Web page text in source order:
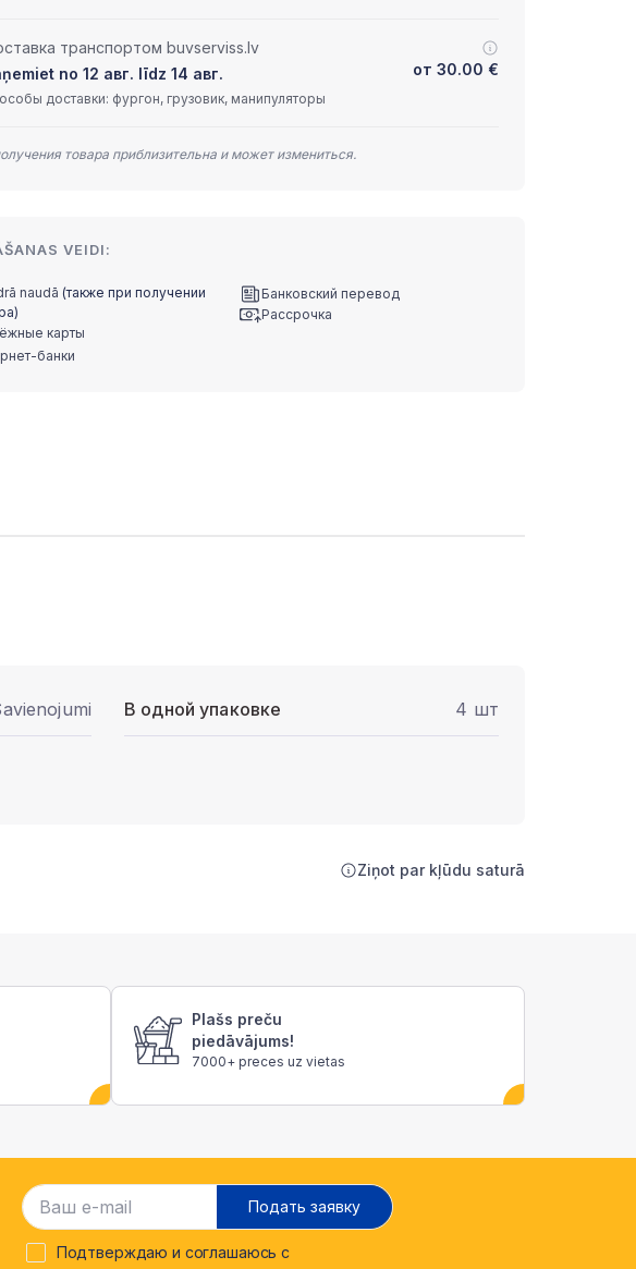
транспортом buvserviss.lv
no 12 авг. līdz 14 авг.
от 30.00 €
доставки: фургон, грузовик, манипуляторы
товара приблизительна и может измениться.
VEIDI:
naudā (также при получении
карты
банки
Банковский перевод
Рассрочка
В одной упаковке 4 шт
Ziņot par kļūdu saturā
Plašs preču
piedāvājums!
7000+ preces uz vietas
Подать заявку
Подтверждаю и соглашаюсь с